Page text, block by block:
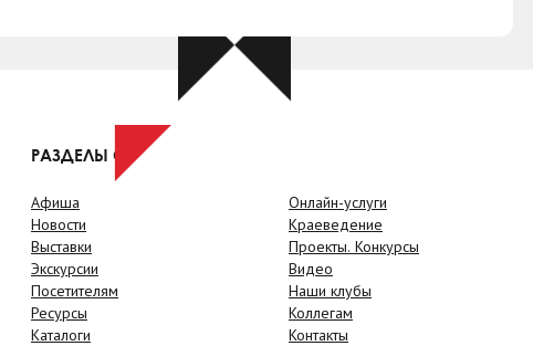
РАЗДЕЛЫ САЙТА
Афиша
Новости
Выставки
Экскурсии
Посетителям
Ресурсы
Каталоги
Онлайн-услуги
Краеведение
Проекты. Конкурсы
Видео
Наши клубы
Коллегам
Контакты